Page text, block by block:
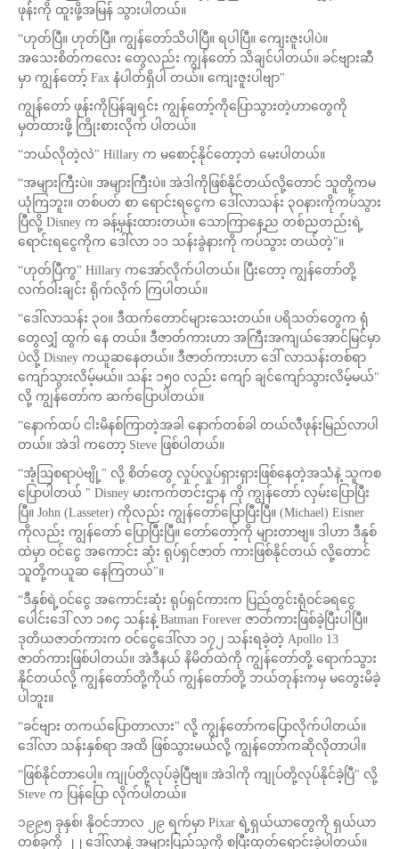
ဖုန်းကို ထူးဖို့အမြန် သွားပါတယ်။
“ဟုတ်ပြီ။ ဟုတ်ပြီ။ ကျွန်တော်သိပါပြီ။ ရပါပြီ။ ကျေးဇူးပါပဲ။
အသေးစိတ်ကလေး တွေလည်း ကျွန်တော် သိချင်ပါတယ်။ ခင်ဗျားဆီ
မှာ ကျွန်တော့် Fax နံပါတ်ရှိပါ တယ်။ ကျေးဇူးပါဗျာ"
ကျွန်တော် ဖုန်းကိုပြန်ချရင်း ကျွန်တော့်ကိုပြောသွားတဲ့ဟာတွေကို
မှတ်ထားဖို့ ကြိုးစားလိုက် ပါတယ်။
“ဘယ်လိုတဲ့လဲ" Hillary က မစောင့်နိုင်တော့ဘဲ မေးပါတယ်။
“အများကြီးပဲ။ အများကြီးပဲ။ အဲဒါကိုဖြစ်နိုင်တယ်လို့တောင် သူတို့ကမ
ယုံကြဘူး။ တစ်ပတ် စာ ရောင်းရငွေက ဒေါ်လာသန်း ၃ဝနားကိုကပ်သွား
ပြီလို့ Disney က ခန့်မှန်းထားတယ်။ သောကြာနေ့ည တစ်ညတည်းရဲ့
ရောင်းရငွေကိုက ဒေါ်လာ ၁၁ သန်းခွဲနားကို ကပ်သွား တယ်တဲ့"။
“ဟုတ်ပြီကွ" Hillary ကအော်လိုက်ပါတယ်။ ပြီးတော့ ကျွန်တော်တို့
လက်ဝါးချင်း ရိုက်လိုက် ကြပါတယ်။
“ဒေါ်လာသန်း ၃၀။ ဒီထက်တောင်များသေးတယ်။ ပရိသတ်တွေက ရုံ
တွေလျှံ ထွက် နေ တယ်။ ဒီဇာတ်ကားဟာ အကြီးအကျယ်အောင်မြင်မှာ
ပဲလို့ Disney ကယူဆနေတယ်။ ဒီဇာတ်ကားဟာ ဒေါ် လာသန်းတစ်ရာ
ကျော်သွားလိမ့်မယ်။ သန်း ၁၅၀ လည်း ကျော် ချင်ကျော်သွားလိမ့်မယ်"
လို့ ကျွန်တော်က ဆက်ပြောပါတယ်။
“နောက်ထပ် ငါးမိနစ်ကြာတဲ့အခါ နောက်တစ်ခါ တယ်လီဖုန်းမြည်လာပါ
တယ်။ အဲဒါ ကတော့ Steve ဖြစ်ပါတယ်။
“အံ့ဩစရာပဲဗျို့" လို့ စိတ်တွေ လှုပ်လှုပ်ရှားရှားဖြစ်နေတဲ့အသံနဲ့ သူကစ
ပြောပါတယ် " Disney မားကက်တင်းဌာန ကို ကျွန်တော် လှမ်းပြောပြီး
ပြီ။ John (Lasseter) ကိုလည်း ကျွန်တော်ပြောပြီးပြီ။ (Michael) Eisner
ကိုလည်း ကျွန်တော် ပြောပြီးပြီ။ တော်တော့်ကို များတာဗျ။ ဒါဟာ ဒီနှစ်
ထဲမှာ ဝင်ငွေ အကောင်း ဆုံး ရုပ်ရှင်ဇာတ် ကားဖြစ်နိုင်တယ် လို့တောင်
သူတို့ကယူဆ နေကြတယ်"။
“ဒီနှစ်ရဲ့ဝင်ငွေ အကောင်းဆုံး ရုပ်ရှင်ကားက ပြည်တွင်းရုံဝင်ခရငွေ
ပေါင်းဒေါ် လာ ၁၈၄ သန်းနဲ့ Batman Forever ဇာတ်ကားဖြစ်ခဲ့ပြီးပါပြီ။
ဒုတိယဇာတ်ကားက ဝင်ငွေဒေါ်လာ ၁၇၂ သန်းရခဲ့တဲ့ Apollo 13
ဇာတ်ကားဖြစ်ပါတယ်။ အဲဒီနယ် နိမိတ်ထဲကို ကျွန်တော်တို့ ရောက်သွား
နိုင်တယ်လို့ ကျွန်တော်တို့ကိုယ် ကျွန်တော်တို့ ဘယ်တုန်းကမှ မတွေးမိခဲ့
ပါဘူး။
“ခင်ဗျား တကယ်ပြောတာလား" လို့ ကျွန်တော်ကပြောလိုက်ပါတယ်။
ဒေါ်လာ သန်းနှစ်ရာ အထိ ဖြစ်သွားမယ်လို့ ကျွန်တော်ကဆိုလိုတာပါ။
“ဖြစ်နိုင်တာပေါ့။ ကျုပ်တို့လုပ်ခဲ့ပြီဗျ။ အဲဒါကို ကျုပ်တို့လုပ်နိုင်ခဲ့ပြီ" လို့
Steve က ပြန်ပြော လိုက်ပါတယ်။
၁၉၉၅ ခုနှစ်၊ နိုဝင်ဘာလ ၂၉ ရက်မှာ Pixar ရဲ့ရှယ်ယာတွေကို ရှယ်ယာ
တစ်ခုကို ၂၂ ဒေါ်လာနဲ့ အများပြည်သူကို စပြီးထုတ်ရောင်းခဲ့ပါတယ်။